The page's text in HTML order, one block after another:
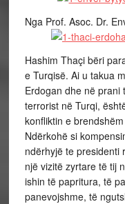
Nga Prof. Asoc. Dr.
Hashim Thaçi bëri
e Turqisë. Ai u takua
Erdogan dhe në prani
terrorist në Turqi,
konfliktin e
Ndërkohë si
ndërhyjë te presidenti
një vizitë zyrtare të tij
ishin të papritura, të
panevojshme, të